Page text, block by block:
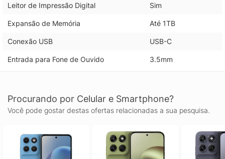
Leitor de Impressão Digital Sim
Expansão de Memória Até 1TB
Conexão USB USB-C
Entrada para Fone de Ouvido 3.5mm
Procurando por Celular e Smartphone?
Você pode gostar destas ofertas relacionadas a sua pesquisa.